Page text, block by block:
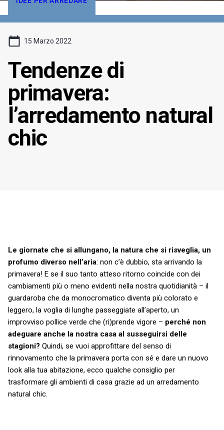
15 Marzo 2022
Tendenze di
primavera:
l’arredamento natural
chic
Le giornate che si allungano, la natura che si risveglia, un
profumo diverso nell’aria: non c’è dubbio, sta arrivando la
primavera! E se il suo tanto atteso ritorno coincide con dei
cambiamenti più o meno evidenti nella nostra quotidianità – il
guardaroba che da monocromatico diventa più colorato e
leggero, la voglia di lunghe passeggiate all’aperto, un
improvviso pollice verde che (ri)prende vigore – perché non
adeguare anche la nostra casa al susseguirsi delle
stagioni? Quindi, se vuoi approfittare del senso di
rinnovamento che la primavera porta con sé e dare un nuovo
look alla tua abitazione, ecco qualche consiglio per
trasformare gli ambienti di casa grazie ad un arredamento
natural chic.